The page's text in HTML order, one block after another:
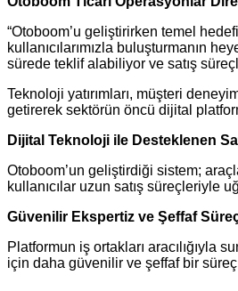
“Otoboom’u geliştirirken temel
kullanıcılarımızla buluşturmanın
sürede teklif alabiliyor ve satış
Teknoloji yatırımları, müşteri
getirerek sektörün öncü dijital
Dijital Teknoloji ile Desteklenen
Otoboom’un geliştirdiği sistem;
kullanıcılar uzun satış süreçleriyle
Güvenilir Ekspertiz ve Şeffaf
Platformun iş ortakları aracılığıyla
için daha güvenilir ve şeffaf bir